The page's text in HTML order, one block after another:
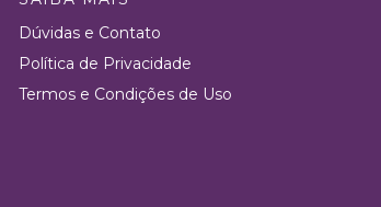
Dúvidas e Contato
Política de Privacidade
Termos e Condições de Uso